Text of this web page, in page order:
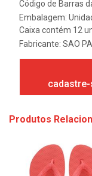
Código de Barras
Embalagem:
Caixa contém 12
Fabricante: SAO
Produtos